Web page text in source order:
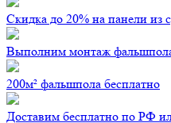
Скидка до 20% на панели из
Выполним монтаж
200м² фальшпола бесплатно
Доставим бесплатно по РФ